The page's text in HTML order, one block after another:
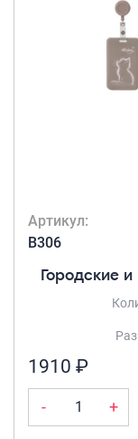
Артикул:
B306
Городские
1910 ₽
- +